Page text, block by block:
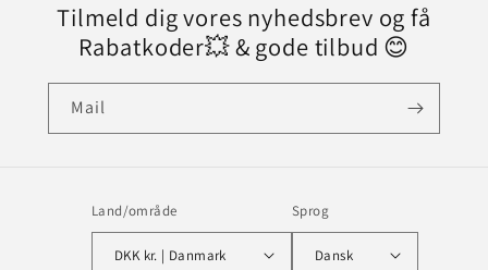
Tilmeld dig vores nyhedsbrev og få
Rabatkoder💥 & gode tilbud 😊
Mail
Land/område
DKK kr. | Danmark
Sprog
Dansk